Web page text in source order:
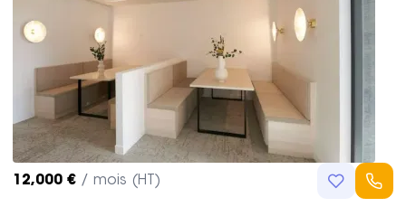
12,000 € / mois (HT)